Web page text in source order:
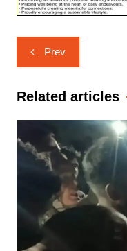
Post
navigation
Prev
Related articles